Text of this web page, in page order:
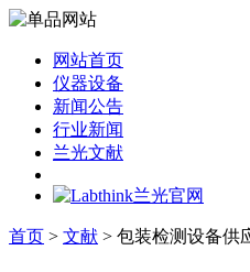
网站首页
仪器设备
新闻公告
行业新闻
兰光文献
首页 > 文献 > 包装检测设备供